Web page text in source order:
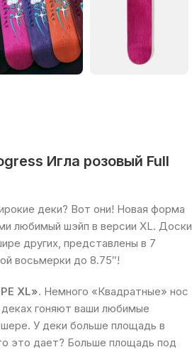
Игла розовый Full
деки? Вот они! Новая форма
любимый шэйп в версии XL. Доски
других, представлены в 7
восьмерки до 8.75″!
XL». Немного «Квадратные» нос
гоняют ваши любимые
У деки больше площадь в
это дает? Больше площадь под